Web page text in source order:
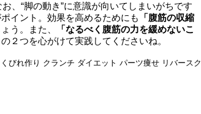
、“脚の動き”に意識が向いてしまいがちです
イント。効果を高めるためにも
「腹筋の収縮
う。また、
「なるべく腹筋の力を緩めないこ
の２つを心がけて実践してくださいね。
くびれ作り クランチ ダイエット パーツ痩せ リバースク